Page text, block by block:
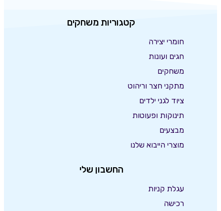
קטגוריות משחקים
חומרי יצירה
חגים ועונות
משחקים
מתקני חצר וריהוט
ציוד לגני ילדים
תינוקות ופעוטות
מבצעים
מוצרי הייבוא שלנו
החשבון שלי
עגלת קניות
רכישה